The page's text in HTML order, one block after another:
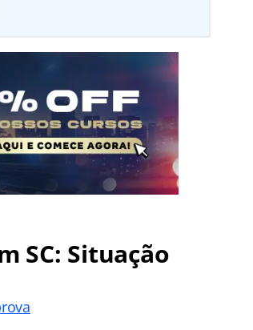
SC: Situação